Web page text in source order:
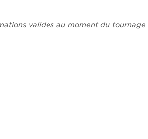
valides au moment du tournage